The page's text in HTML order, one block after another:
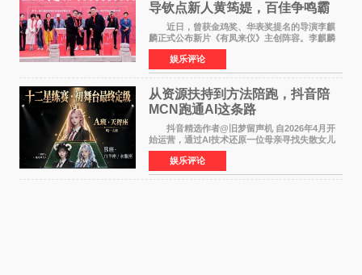
导钦点新人黄筠媞，百佳争鸣霸
气回应
近日，曾获金鸡奖、华表奖提名的导演李麒
麟正式公布新片《有凤来仪》主创阵容。李麒麟
早年凭电影《华容道》获得金鸡奖、华表奖提
名，此后长期参与国内外电影制作，其担任制片
人参与的作品亦曾
娱乐评论
从资源扶持到方法陪跑，抖音陪
MCN跑通AI这条路
抖音精选作者@旧梦留声机 自2026年4月开
始运营，通过AI技术还原一位母亲寻找失散女儿
的故事，凭借强情感表达获得大量用户关注，发
布仅21小时便获得超1亿曝光、超1000万互动。
此后，账号持续沿
娱乐评论